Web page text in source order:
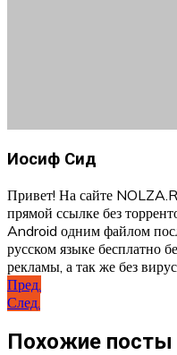
Иосиф Сид
Привет! На сайте
прямой ссылке без
Android одним файлом
русском языке бесплатно
рекламы, а так же без
Навигация
по
записям
Пред.
След.
Похожие посты